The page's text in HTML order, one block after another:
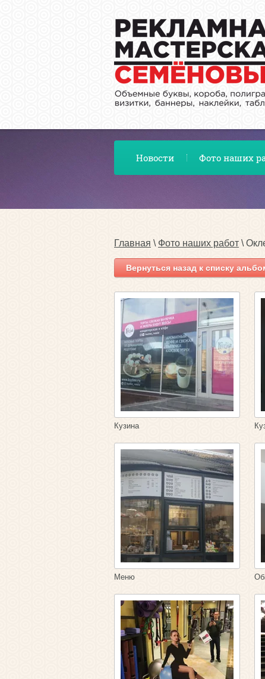
Новости Фото наших
Главная \ Фото наших работ \
Вернуться назад к списку
Кузина
Меню